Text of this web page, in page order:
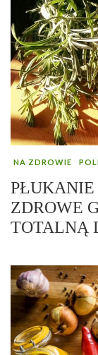
NA ZDROWIE
PŁUKANIE
ZDROWE
TOTALNĄ